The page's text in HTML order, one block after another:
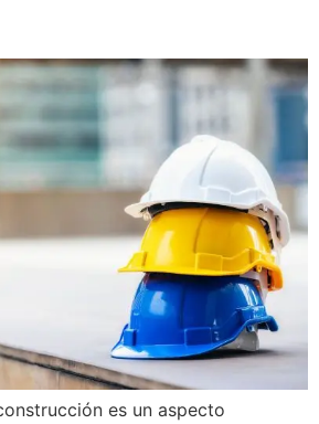
es un aspecto